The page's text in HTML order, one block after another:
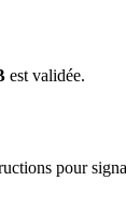
est validée.
pour